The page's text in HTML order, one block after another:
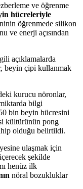
ve öğrenme
hücreleriyle
öğrenmede silikon
ve enerji açısından
açıklamalarda
beyin çipi kullanmak
kurucu nöronlar,
bilgi
bin beyin hücresini
kültürünün pong
olduğu belirtildi.
ulaşmak için
şekilde
henüz ilk
nöral bozukluklar